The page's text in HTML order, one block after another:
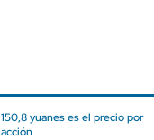
150,8 yuanes es el precio por
acción